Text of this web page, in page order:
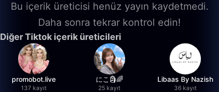
Bu içerik üreticisi henüz yayın kaydetmedi.
Daha sonra tekrar kontrol edin!
Diğer Tiktok içerik üreticileri
promobot.live
137 kayıt
にこ🗿🌈
25 kayıt
Libaas By Nazish
36 kayıt